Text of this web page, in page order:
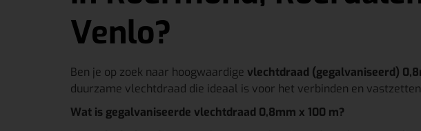
Venlo?
Ben je op zoek naar hoogwaardige vlechtdraad (gegalvaniseerd)
duurzame vlechtdraad die ideaal is voor het verbinden en
Wat is gegalvaniseerde vlechtdraad 0,8mm x 100 m?